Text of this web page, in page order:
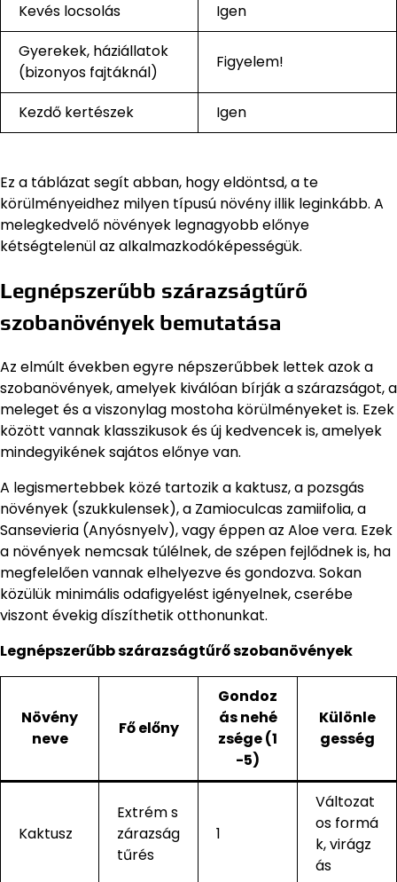
Kevés locsolás
Igen
Gyerekek, háziállatok
(bizonyos fajtáknál)
Figyelem!
Kezdő kertészek Igen
Ez a táblázat segít abban, hogy eldöntsd, a te
körülményeidhez milyen típusú növény illik leginkább. A
melegkedvelő növények legnagyobb előnye
kétségtelenül az alkalmazkodóképességük.
Legnépszerűbb szárazságtűrő
szobanövények bemutatása
Az elmúlt években egyre népszerűbbek lettek azok a
szobanövények, amelyek kiválóan bírják a szárazságot, a
meleget és a viszonylag mostoha körülményeket is. Ezek
között vannak klasszikusok és új kedvencek is, amelyek
mindegyikének sajátos előnye van.
A legismertebbek közé tartozik a kaktusz, a pozsgás
növények (szukkulensek), a Zamioculcas zamiifolia, a
Sansevieria (Anyósnyelv), vagy éppen az Aloe vera. Ezek
a növények nemcsak túlélnek, de szépen fejlődnek is, ha
megfelelően vannak elhelyezve és gondozva. Sokan
közülük minimális odafigyelést igényelnek, cserébe
viszont évekig díszíthetik otthonunkat.
Legnépszerűbb szárazságtűrő szobanövények
Növény
neve
Fő előny
Gondoz
ás nehé
zsége (1
-5)
Különle
gesség
Kaktusz
Extrém s
zárazság
tűrés
1
Változat
os formá
k, virágz
ás